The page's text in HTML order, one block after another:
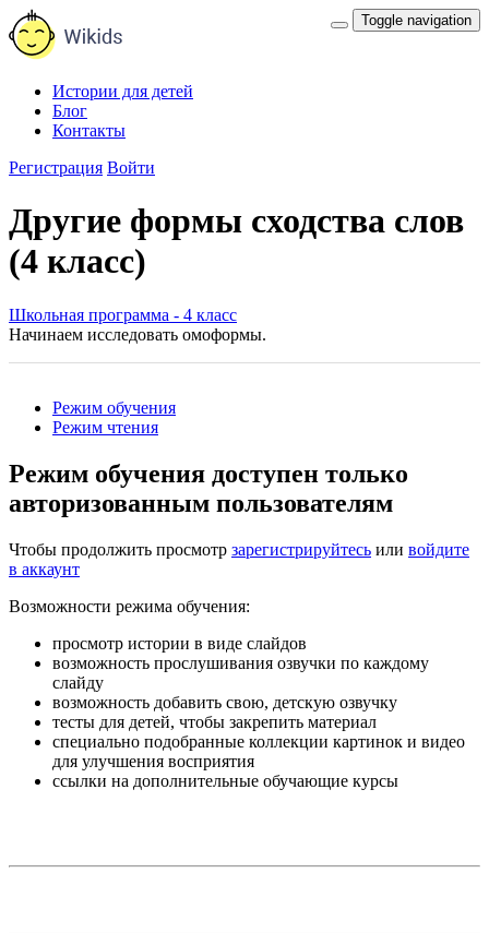
Toggle navigation
Истории для детей
Блог
Контакты
Регистрация Войти
Другие формы сходства слов
(4 класс)
Школьная программа - 4 класс
Начинаем исследовать омоформы.
Режим обучения
Режим чтения
Режим обучения доступен только
авторизованным пользователям
Чтобы продолжить просмотр зарегистрируйтесь или войдите
в аккаунт
Возможности режима обучения:
просмотр истории в виде слайдов
возможность прослушивания озвучки по каждому
слайду
возможность добавить свою, детскую озвучку
тесты для детей, чтобы закрепить материал
специально подобранные коллекции картинок и видео
для улучшения восприятия
ссылки на дополнительные обучающие курсы